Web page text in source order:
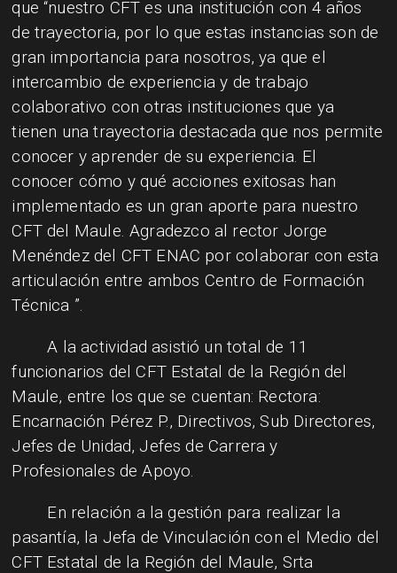
que “nuestro CFT es una institución con 4 años
de trayectoria, por lo que estas instancias son de
gran importancia para nosotros, ya que el
intercambio de experiencia y de trabajo
colaborativo con otras instituciones que ya
tienen una trayectoria destacada que nos permite
conocer y aprender de su experiencia. El
conocer cómo y qué acciones exitosas han
implementado es un gran aporte para nuestro
CFT del Maule.Agradezco al rector Jorge
Menéndez del CFT ENAC por colaborar con esta
articulación entre ambos Centro de Formación
Técnica ”.
A la actividad asistió un total de 11
funcionarios del CFT Estatal de la Región del
Maule, entre los que se cuentan: Rectora:
Encarnación Pérez P., Directivos, Sub Directores,
Jefes de Unidad, Jefes de Carrera y
Profesionales de Apoyo.
En relación a la gestión para realizar la
pasantía, la Jefa de Vinculación con el Medio del
CFT Estatal de la Región del Maule, Srta